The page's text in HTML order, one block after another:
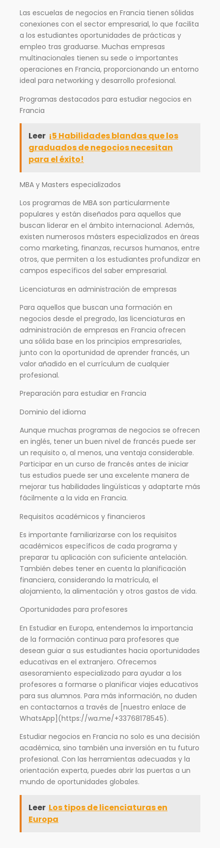
Las escuelas de negocios en Francia tienen sólidas
conexiones con el sector empresarial, lo que facilita
a los estudiantes oportunidades de prácticas y
empleo tras graduarse. Muchas empresas
multinacionales tienen su sede o importantes
operaciones en Francia, proporcionando un entorno
ideal para networking y desarrollo profesional.
Programas destacados para estudiar negocios en
Francia
Leer ¡5 Habilidades blandas que los
graduados de negocios necesitan
para el éxito!
MBA y Masters especializados
Los programas de MBA son particularmente
populares y están diseñados para aquellos que
buscan liderar en el ámbito internacional. Además,
existen numerosos másters especializados en áreas
como marketing, finanzas, recursos humanos, entre
otros, que permiten a los estudiantes profundizar en
campos específicos del saber empresarial.
Licenciaturas en administración de empresas
Para aquellos que buscan una formación en
negocios desde el pregrado, las licenciaturas en
administración de empresas en Francia ofrecen
una sólida base en los principios empresariales,
junto con la oportunidad de aprender francés, un
valor añadido en el currículum de cualquier
profesional.
Preparación para estudiar en Francia
Dominio del idioma
Aunque muchas programas de negocios se ofrecen
en inglés, tener un buen nivel de francés puede ser
un requisito o, al menos, una ventaja considerable.
Participar en un curso de francés antes de iniciar
tus estudios puede ser una excelente manera de
mejorar tus habilidades lingüísticas y adaptarte más
fácilmente a la vida en Francia.
Requisitos académicos y financieros
Es importante familiarizarse con los requisitos
académicos específicos de cada programa y
preparar tu aplicación con suficiente antelación.
También debes tener en cuenta la planificación
financiera, considerando la matrícula, el
alojamiento, la alimentación y otros gastos de vida.
Oportunidades para profesores
En Estudiar en Europa, entendemos la importancia
de la formación continua para profesores que
desean guiar a sus estudiantes hacia oportunidades
educativas en el extranjero. Ofrecemos
asesoramiento especializado para ayudar a los
profesores a formarse o planificar viajes educativos
para sus alumnos. Para más información, no duden
en contactarnos a través de [nuestro enlace de
WhatsApp](https://wa.me/+33768178545).
Estudiar negocios en Francia no solo es una decisión
académica, sino también una inversión en tu futuro
profesional. Con las herramientas adecuadas y la
orientación experta, puedes abrir las puertas a un
mundo de oportunidades globales.
Leer Los tipos de licenciaturas en
Europa